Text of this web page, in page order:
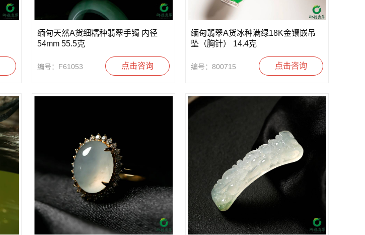
缅甸天然A货细糯种翡翠手镯 内径
54mm 55.5克
编号：F61053 点击咨询
缅甸翡翠A货冰种满绿18K金镶嵌吊
坠（胸针） 14.4克
编号：800715 点击咨询